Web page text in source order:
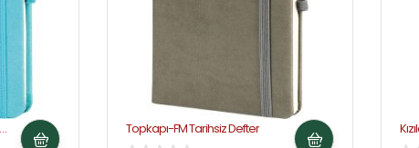
Topkapı-FM Tarihsiz Defter